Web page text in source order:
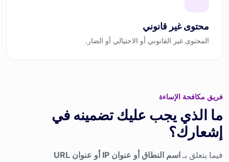
محتوى غير قانوني
المحتوى غير القانوني أو الاحتيالي أو الضار.
فريق مكافحة الإساءة
ما الذي يجب عليك تضمينه في
إشعارك؟
فيما يتعلق بـ اسم النطاق أو عنوان IP أو عنوان URL